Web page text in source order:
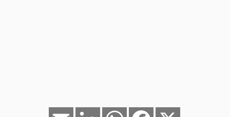
Facebook
WhatsApp
LinkedIn
Email